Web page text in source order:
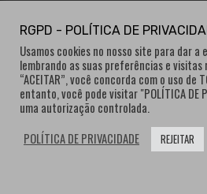
e-newvation tem o patrocínio
Ano”, o prémio de inovação
consumidores.
RGPD - POLÍTICA DE
Usamos cookies no nosso site para dar
lembrando as suas preferências e
“ACEITAR”, você concorda com o uso de
entanto, você pode visitar "POLÍTICA DE
uma autorização controlada.
POLÍTICA DE PRIVACIDADE
REJEITAR